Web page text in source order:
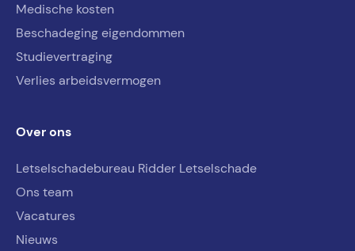
Medische kosten
Beschadeging eigendommen
Studievertraging
Verlies arbeidsvermogen
Over ons
Letselschadebureau Ridder Letselschade
Ons team
Vacatures
Nieuws